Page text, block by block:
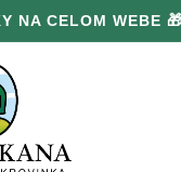
NA CELOM WEBE